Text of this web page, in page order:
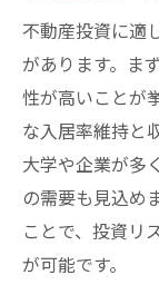
不動産投資に適
があります。ま
性が高いことが
な入居率維持と
大学や企業が多
の需要も見込め
ことで、投資リ
が可能です。